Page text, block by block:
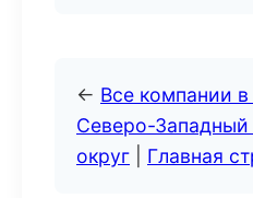
← Все компании в
Северо-
округ
Главная